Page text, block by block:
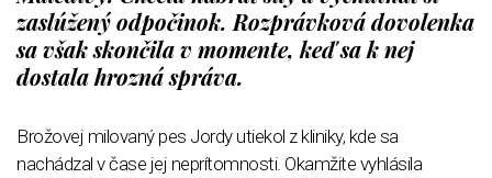
zaslúžený odpočinok. Rozprávková dovolenka
sa však skončila v momente, keď sa k nej
dostala hrozná správa.
Brožovej milovaný pes Jordy utiekol z kliniky, kde sa
nachádzal v čase jej neprítomnosti. Okamžite vyhlásila